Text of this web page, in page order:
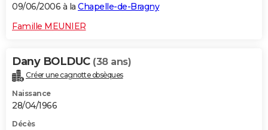
09/06/2006 à la Chapelle-de-Bragny
Famille MEUNIER
Dany BOLDUC (38 ans)
Créer une cagnotte obsèques
Naissance
28/04/1966
Décès